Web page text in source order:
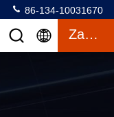
86-134-10031670
Zacytować